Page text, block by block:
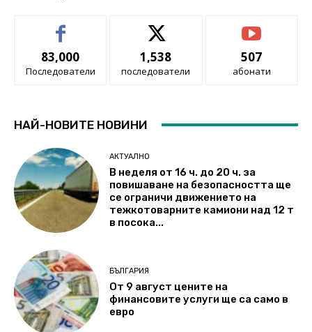
83,000
Последователи
1,538
последователи
507
абонати
НАЙ-НОВИТЕ НОВИНИ
АКТУАЛНО
В неделя от 16 ч. до 20 ч. за
повишаване на безопасността ще
се ограничи движението на
тежкотоварните камиони над 12 т
в посока...
БЪЛГАРИЯ
От 9 август цените на
финансовите услуги ще са само в
евро